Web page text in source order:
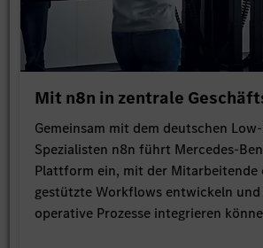
Mit n8n in zentrale
Gemeinsam mit dem deutschen
Spezialisten n8n führt Mercedes-
Plattform ein, mit der Mitarbeitende
gestützte Workflows entwickeln
operative Prozesse integrieren